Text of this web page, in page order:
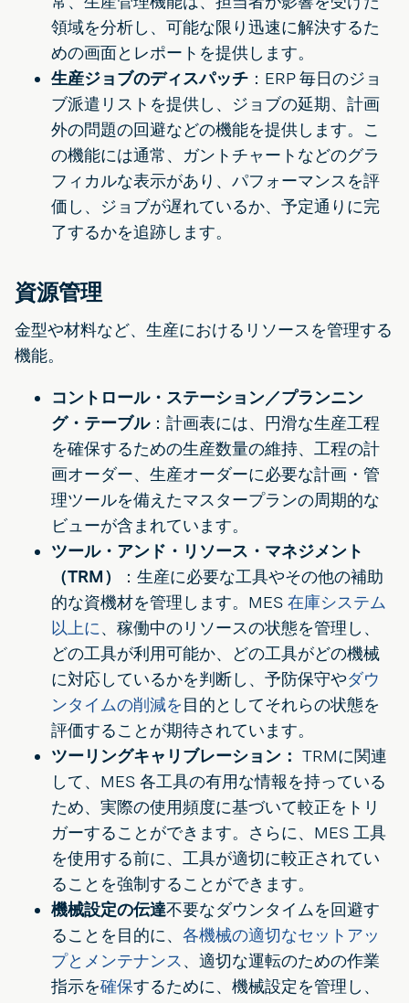
領域を分析し、可能な限り迅速に解決するた
めの画面とレポートを提供します。
生産ジョブのディスパッチ ：ERP 毎日のジョ
ブ派遣リストを提供し、ジョブの延期、計画
外の問題の回避などの機能を提供します。こ
の機能には通常、ガントチャートなどのグラ
フィカルな表示があり、パフォーマンスを評
価し、ジョブが遅れているか、予定通りに完
了するかを追跡します。
資源管理
金型や材料など、生産におけるリソースを管理する
機能。
コントロール・ステーション／プランニン
グ・テーブル：計画表には、円滑な生産工程
を確保するための生産数量の維持、工程の計
画オーダー、生産オーダーに必要な計画・管
理ツールを備えたマスタープランの周期的な
ビューが含まれています。
ツール・アンド・リソース・マネジメント
（TRM）
：生産に必要な工具やその他の補助
的な資機材を管理します。MES 在庫システム
以上に、稼働中のリソースの状態を管理し、
どの工具が利用可能か、どの工具がどの機械
に対応しているかを判断し、予防保守やダウ
ンタイムの削減を目的としてそれらの状態を
評価することが期待されています。
ツーリングキャリブレーション： TRMに関連
して、MES 各工具の有用な情報を持っている
ため、実際の使用頻度に基づいて較正をトリ
ガーすることができます。さらに、MES 工具
を使用する前に、工具が適切に較正されてい
ることを強制することができます。
機械設定の伝達不要なダウンタイムを回避す
ることを目的に、 各機械の適切なセットアッ
プとメンテナンス 、適切な運転のための作業
指示を確保するために、機械設定を管理し、